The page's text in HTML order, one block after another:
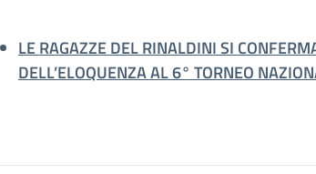
LE RAGAZZE DEL RINALDINI SI
DELL’ELOQUENZA AL 6° TORNEO